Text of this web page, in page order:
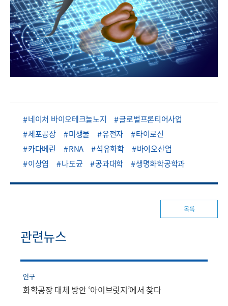
네이처 바이오테크놀노지
글로벌프론티어사업
세포공장
미생물 유전자
타이로신
카다베린
RNA 석유화학
바이오산업
이상엽
나도균 공과대학 생명화학공학과
목록
관련뉴스
연구
화학공장 대체 방안 ‘아이브릿지’에서 찾다